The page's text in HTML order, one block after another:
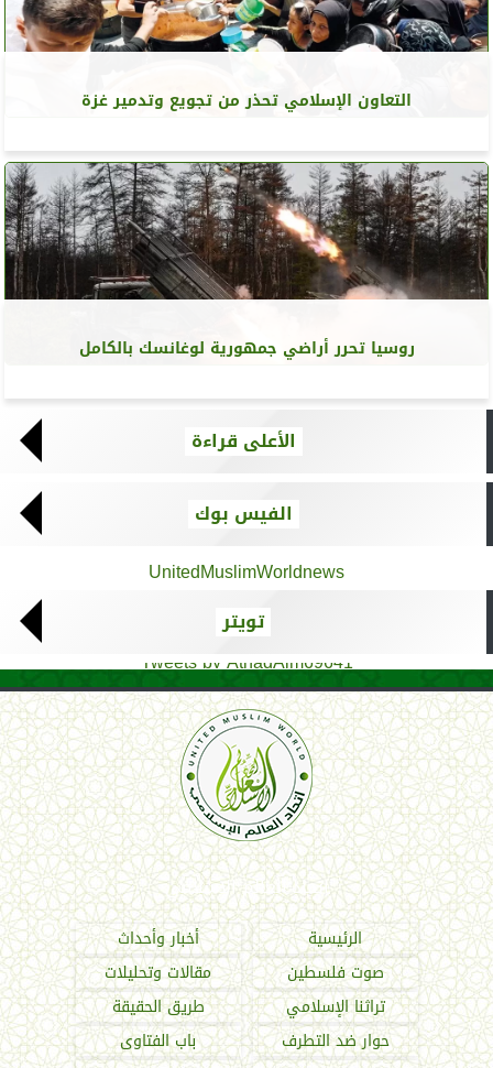
التعاون الإسلامي تحذر من تجويع وتدمير غزة
روسيا تحرر أراضي جمهورية لوغانسك بالكامل
الأعلى قراءة
الفيس بوك
UnitedMuslimWorldnews
تويتر
Tweets by AthadAlm69641
اتحاد العالم الإسلامي
الرئيسية
أخبار وأحداث
صوت فلسطين
مقالات وتحليلات
تراثنا الإسلامي
طريق الحقيقة
حوار ضد التطرف
باب الفتاوى